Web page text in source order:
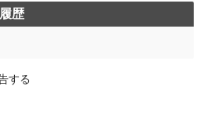
歴
する